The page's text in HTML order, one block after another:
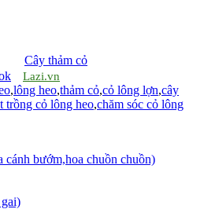
Cây thảm cỏ
Lazi.vn
,lông heo,thảm cỏ,cỏ lông lợn,cây
trồng cỏ lông heo,chăm sóc cỏ lông
cánh bướm,hoa chuồn chuồn)